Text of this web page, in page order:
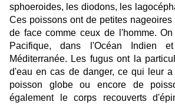
sphoeroides, les diodons, les
Ces poissons ont de petites
de face comme ceux de l'homme.
Pacifique, dans l'Océan Indien
Méditerranée. Les fugus ont la
d'eau en cas de danger, ce qui leur
poisson globe ou encore de
également le corps recouverts